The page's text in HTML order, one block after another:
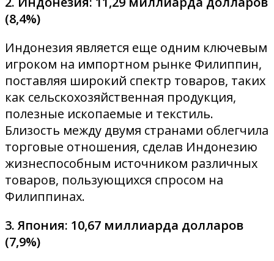
(8,4%)
Индонезия является еще одним ключевым
игроком на импортном рынке Филиппин,
поставляя широкий спектр товаров, таких
как сельскохозяйственная продукция,
полезные ископаемые и текстиль.
Близость между двумя странами облегчила
торговые отношения, сделав Индонезию
жизнеспособным источником различных
товаров, пользующихся спросом на
Филиппинах.
3. Япония: 10,67 миллиарда долларов
(7,9%)